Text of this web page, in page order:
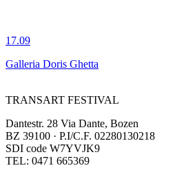
17.09
Galleria Doris Ghetta
TRANSART FESTIVAL
Dantestr. 28 Via Dante, Bozen
BZ 39100 · P.I/C.F. 02280130218
SDI code W7YVJK9
TEL: 0471 665369